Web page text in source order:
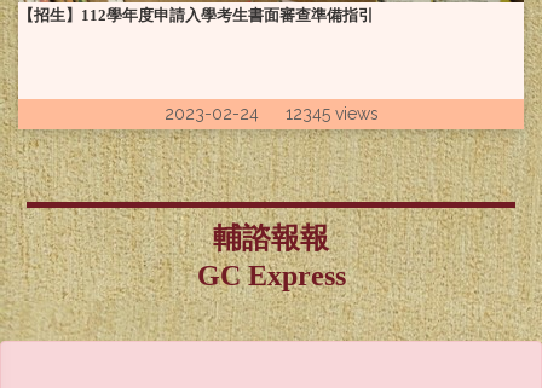
【招生】112學年度申請入學考生書面審查準備指引
2023-02-24 12345 views
輔諮報報
GC Express